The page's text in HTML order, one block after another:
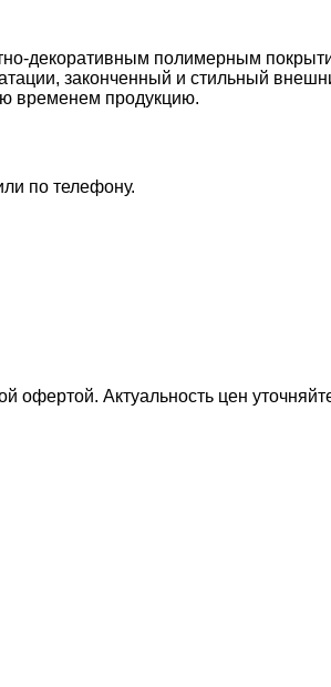
декоративным полимерным
законченный и стильный
временем продукцию.
по телефону.
офертой. Актуальность цен